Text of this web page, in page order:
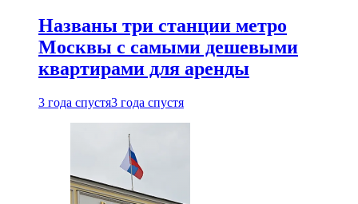
Названы три станции метро
Москвы с самыми дешевыми
квартирами для аренды
3 года спустя3 года спустя